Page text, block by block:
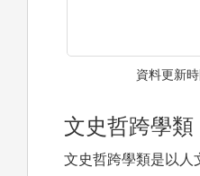
資料更新
文史哲跨學類
文史哲跨學類是以人